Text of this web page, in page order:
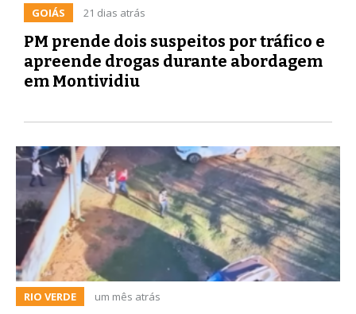
GOIÁS 21 dias atrás
PM prende dois suspeitos por tráfico e
apreende drogas durante abordagem
em Montividiu
RIO VERDE um mês atrás